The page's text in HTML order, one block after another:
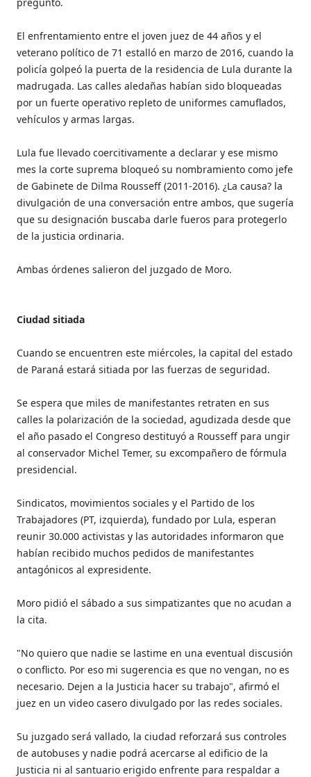
El enfrentamiento entre el joven juez de 44 años y el
veterano político de 71 estalló en marzo de 2016, cuando la
policía golpeó la puerta de la residencia de Lula durante la
madrugada. Las calles aledañas habían sido bloqueadas
por un fuerte operativo repleto de uniformes camuflados,
vehículos y armas largas.
Lula fue llevado coercitivamente a declarar y ese mismo
mes la corte suprema bloqueó su nombramiento como jefe
de Gabinete de Dilma Rousseff (2011-2016). ¿La causa? la
divulgación de una conversación entre ambos, que sugería
que su designación buscaba darle fueros para protegerlo
de la justicia ordinaria.
Ambas órdenes salieron del juzgado de Moro.
Ciudad sitiada
Cuando se encuentren este miércoles, la capital del estado
de Paraná estará sitiada por las fuerzas de seguridad.
Se espera que miles de manifestantes retraten en sus
calles la polarización de la sociedad, agudizada desde que
el año pasado el Congreso destituyó a Rousseff para ungir
al conservador Michel Temer, su excompañero de fórmula
presidencial.
Sindicatos, movimientos sociales y el Partido de los
Trabajadores (PT, izquierda), fundado por Lula, esperan
reunir 30.000 activistas y las autoridades informaron que
habían recibido muchos pedidos de manifestantes
antagónicos al expresidente.
Moro pidió el sábado a sus simpatizantes que no acudan a
la cita.
"No quiero que nadie se lastime en una eventual discusión
o conflicto. Por eso mi sugerencia es que no vengan, no es
necesario. Dejen a la Justicia hacer su trabajo", afirmó el
juez en un video casero divulgado por las redes sociales.
Su juzgado será vallado, la ciudad reforzará sus controles
de autobuses y nadie podrá acercarse al edificio de la
Justicia ni al santuario erigido enfrente para respaldar a